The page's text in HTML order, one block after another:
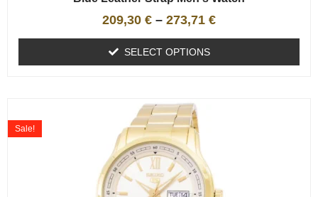
209,30 € – 273,71 €
SELECT OPTIONS
Sale!